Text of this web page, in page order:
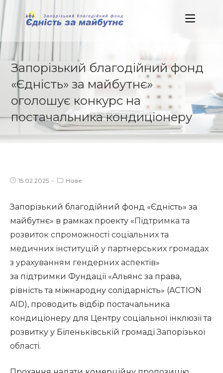
content
Запорізький благодійний фонд
«Єдність» за майбутнє»
оголошує конкурс на
постачальника кондиціонеру
Post15.02.2025
PostНове
Запорізький благодійний фонд «Єдність» за
майбутнє» в рамках проекту «Підтримка та
розвиток спроможності соціальних та
медичних інституцій у партнерських громадах
з урахуванням гендерних аспектів»
за підтримки Фундації «Альянс за права,
рівність та міжнародну солідарність» (ACTION
AID), проводить відбір постачальника
кондиціонеру для Центру соціальної інклюзії та
розвитку у Біленьківській громаді Запорізької
області.